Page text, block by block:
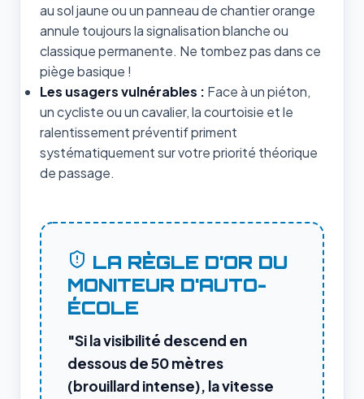
au sol jaune ou un panneau de chantier orange
annule toujours la signalisation blanche ou
classique permanente. Ne tombez pas dans ce
piège basique !
Les usagers vulnérables : Face à un piéton,
un cycliste ou un cavalier, la courtoisie et le
ralentissement préventif priment
systématiquement sur votre priorité théorique
de passage.
LA RÈGLE D'OR DU
MONITEUR D'AUTO-
ÉCOLE
"Si la visibilité descend en
dessous de 50 mètres
(brouillard intense), la vitesse